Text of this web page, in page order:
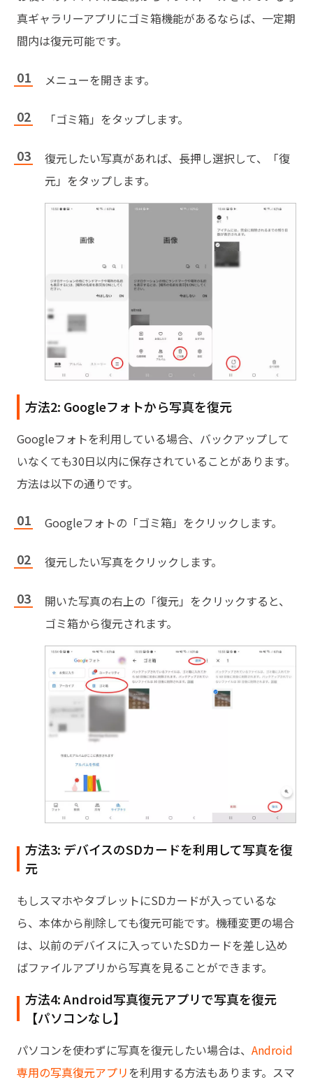
真ギャラリーアプリにゴミ箱機能があるならば、一定期
間内は復元可能です。
メニューを開きます。
「ゴミ箱」をタップします。
復元したい写真があれば、長押し選択して、「復
元」をタップします。
方法2: Googleフォトから写真を復元
Googleフォトを利用している場合、バックアップして
いなくても30日以内に保存されていることがあります。
方法は以下の通りです。
Googleフォトの「ゴミ箱」をクリックします。
復元したい写真をクリックします。
開いた写真の右上の「復元」をクリックすると、
ゴミ箱から復元されます。
方法3: デバイスのSDカードを利用して写真を復
元
もしスマホやタブレットにSDカードが入っているな
ら、本体から削除しても復元可能です。機種変更の場合
は、以前のデバイスに入っていたSDカードを差し込め
ばファイルアプリから写真を見ることができます。
方法4: Android写真復元アプリで写真を復元
【パソコンなし】
パソコンを使わずに写真を復元したい場合は、 Android
専用の写真復元アプリ を利用する方法もあります。スマ